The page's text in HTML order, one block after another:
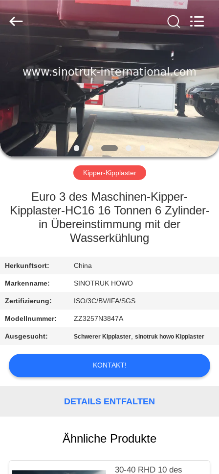
HAUSE
PRODUKTE
ÜBER
UNS
WERKSBESICHTIGUNG
QUALITÄTSKONTROLLE
UNS
BITTE
UM
EIN
ANGEBOT
SITEMAP
CO.,
LTD..
Kipper-Kipplaster
Euro 3 des Maschinen-Kipper-
Kipplaster-HC16 16 Tonnen 6 Zylinder-
in Übereinstimmung mit der
Wasserkühlung
Herkunftsort: China
Markenname: SINOTRUK HOWO
Zertifizierung: ISO/3C/BV/IFA/SGS
Modellnummer: ZZ3257N3847A
Ausgesucht: Schwerer Kipplaster,sinotruk howo Kipplaster
KONTAKT!
DETAILS ENTFALTEN
Ähnliche Produkte
30-40 RHD 10 des